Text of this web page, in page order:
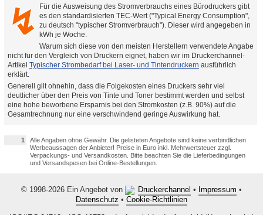
↯
Für die Ausweisung des Stromverbrauchs eines Bürodruckers gibt
es den standardisierten TEC-Wert ("Typical Energy Consumption",
zu deutsch "typischer Stromverbrauch"). Dieser wird angegeben in
kWh je Woche.
Warum sich diese von den meisten Herstellern verwendete Angabe
nicht für den Vergleich von Druckern eignet, haben wir im Druckerchannel-
Artikel Typischer Strombedarf bei Laser- und Tintendruckern ausführlich
erklärt.
Generell gilt ohnehin, dass die Folgekosten eines Druckers sehr viel
deutlicher über den Preis von Tinte und Toner bestimmt werden und selbst
eine hohe beworbene Ersparnis bei den Stromkosten (z.B. 90%) auf die
Gesamtrechnung nur eine verschwindend geringe Auswirkung hat.
1
Alle Angaben ohne Gewähr. Die gelisteten Angebote sind keine verbindlichen
Werbeaussagen der Anbieter! Preise in Euro inkl. Mehrwertsteuer zzgl.
Verpackungs- und Versandkosten. Bitte beachten Sie die Lieferbedingungen
und Versandspesen bei Online-Bestellungen.
© 1998-2026 Ein Angebot von Druckerchannel • Impressum •
Datenschutz • Cookie-Richtlinien